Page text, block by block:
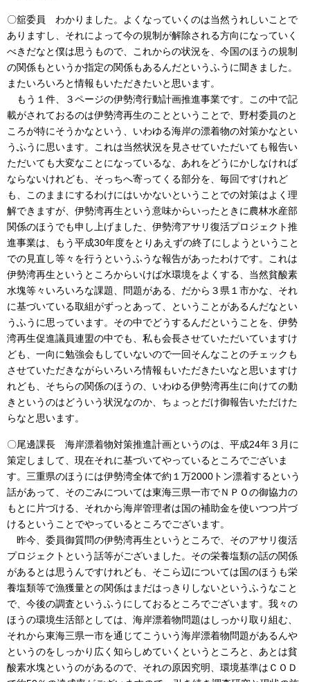
〇舘委員 わかりました。よくなっていくのは当然うれしいことで
ありますし、それによって今の規制が解除される方向になっていく
べきだなと僕は思うもので、これからの状況を、今国のほうの規制
の関係もというか指定の関係もあるんだというふうに聞きました。
またいろいろと情報もいただきたいと思います。
もう１件、３ページの伊勢湾行動計画推進事業です。この中で記
載がされておるのは伊勢湾再生のことということで、野村委員のと
ころが特にそうかなという、いわゆる海岸の漂着物の対策かなとい
うふうに思います。これは当然状況を見させていただいても報告い
ただいても大変なことになっているな、あれをどうにかしなければ
ならないけれども、そっちへ寄ってくる部分を、毎回ですけれど
も、このままにするわけにはいかないということでの対策はよく理
解できますが、伊勢湾再生という意味からいったときに農林水産部
関係のほうでも申し上げました、伊勢湾アサリ復活プロジェクト推
進事業は、もう平成30年度をとりあえずの終了にしようということ
での見直し等々を行うというふうな報告があったわけです。これは
伊勢湾再生というところからいけば水環境をよくする、当然貧酸素
水塊等々いろいろな課題、問題がある、だから３県１市かな、それ
に基づいている取組がずっとあって、ということがあるんだなとい
うふうに思っています。その中でどうするんだということを、伊勢
湾再生促進議員連盟の中でも、私も会長させていただいていますけ
ども、一向に勉強会もしていないので一回そんなことのチェックも
させていただきながらいろいろ情報もいただきたいなと思いますけ
れども、そちらの関係のほうの、いわゆる伊勢湾再生に向けての動
きというのはどういう状況なのか、ちょっとだけ御報告いただけた
らなと思います。
〇尾邊課長 海岸漂着物対策推進計画というのは、平成24年３月に
策定しまして、現在それに基づいてやっているところでございま
す。三重県のほうには伊勢湾全体で約１万2000トン漂着するという
話があって、そのごみについては東海三県一市でＮＰＯの御協力の
もとに片づける、それから海岸管理者は国の補助金を使いつつ片づ
けるということでやっているところでございます。
昨今、委員御質問の伊勢湾再生というところで、そのアサリ復活
プロジェクトという話等がございました。その栄養塩類の話の関係
があるとは思うんですけれども、そこら辺については国のほうも栄
養塩類等で漁獲量との関係はまだはっきりしないというふうなこと
で、今後の調査というふうにしておるところでございます。我々の
ほうの環境生活部としては、海岸漂着物問題はしっかり取り組む、
それから東海三県一市を通じてこういう海岸漂着物問題があるんや
というのをしっかり広く知らしめていくというところと、あとは貧
酸素水塊というのがあるので、それの原因究明、環境基準はＣＯＤ